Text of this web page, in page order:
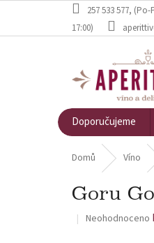
257 533 577, (Po-
17:00)
Doporučujeme
Domů Víno
Goru
Průměrné
Neohodnoceno